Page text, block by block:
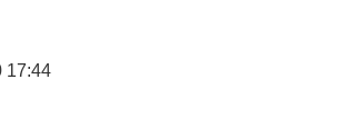
17:44